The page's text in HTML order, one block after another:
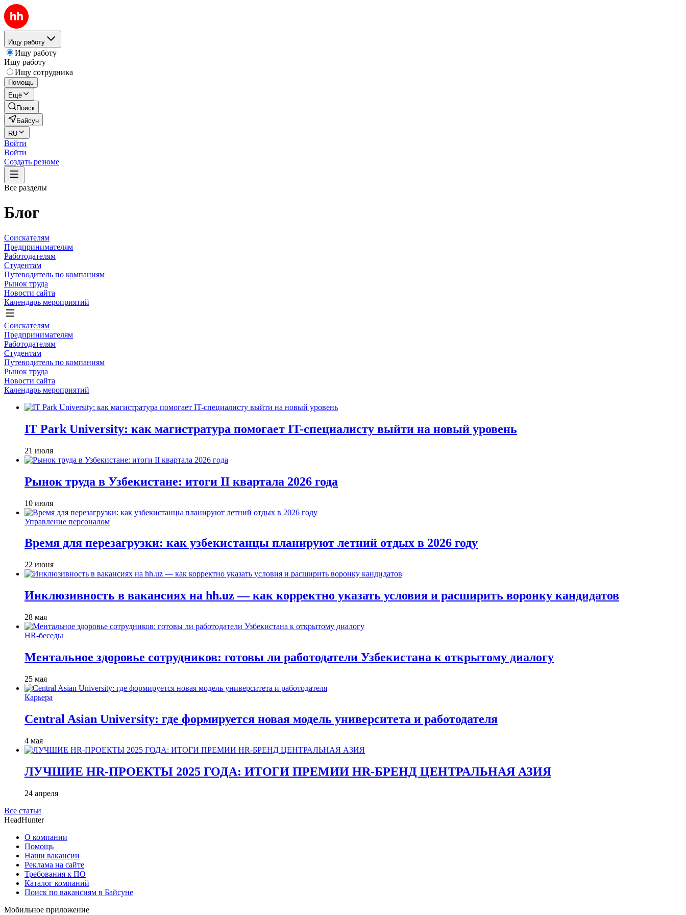
Ищу работу
Ищу работу
Ищу работу
Ищу сотрудника
Помощь
Ещё
Поиск
Байсун
RU
Войти
Войти
Создать резюме
Все разделы
Блог
Соискателям
Предпринимателям
Работодателям
Студентам
Путеводитель по компаниям
Рынок труда
Новости сайта
Календарь мероприятий
Соискателям
Предпринимателям
Работодателям
Студентам
Путеводитель по компаниям
Рынок труда
Новости сайта
Календарь мероприятий
IT Park University: как магистратура помогает IT-специалисту выйти на новый уровень
21 июля
Рынок труда в Узбекистане: итоги II квартала 2026 года
10 июля
Управление персоналом
Время для перезагрузки: как узбекистанцы планируют летний отдых в 2026 году
22 июня
Инклюзивность в вакансиях на hh.uz — как корректно указать условия и расширить воронку кандидатов
28 мая
HR-беседы
Ментальное здоровье сотрудников: готовы ли работодатели Узбекистана к открытому диалогу
25 мая
Карьера
Central Asian University: где формируется новая модель университета и работодателя
4 мая
ЛУЧШИЕ HR-ПРОЕКТЫ 2025 ГОДА: ИТОГИ ПРЕМИИ HR-БРЕНД ЦЕНТРАЛЬНАЯ АЗИЯ
24 апреля
Все статьи
HeadHunter
О компании
Помощь
Наши вакансии
Реклама на сайте
Требования к ПО
Каталог компаний
Поиск по вакансиям в Байсуне
Мобильное приложение